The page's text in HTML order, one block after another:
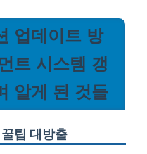
업데이트 방
트 시스템 갱
알게 된 것들
팁 대방출